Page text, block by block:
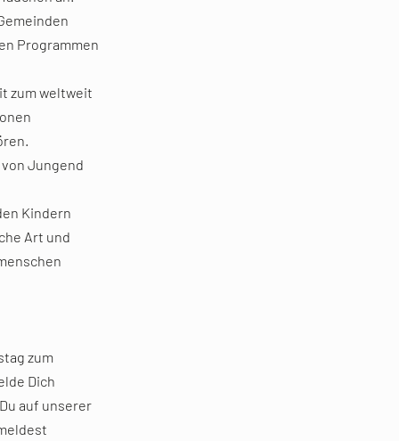
Programmen
zum weltweit
Jungend
Kindern
Art und
zum
Dich
auf unserer